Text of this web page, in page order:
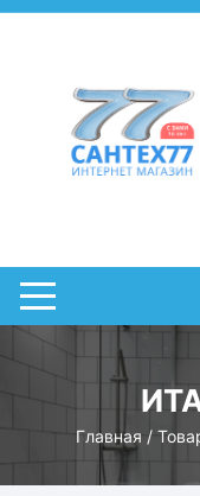
Перейти
Главная /